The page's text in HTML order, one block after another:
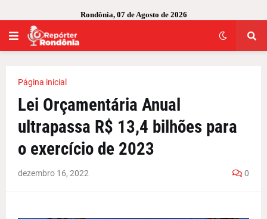
Rondônia, 07 de Agosto de 2026
Página inicial
Lei Orçamentária Anual
ultrapassa R$ 13,4 bilhões para
o exercício de 2023
dezembro 16, 2022 0